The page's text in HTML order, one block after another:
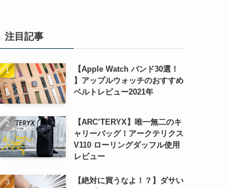
注目記事
【Apple Watch バンド30選！
】アップルウォッチのおすすめ
ベルトレビュー2021年
【ARC’TERYX】唯一無二のキ
ャリーバッグ！アークテリクス
V110 ローリングダッフル使用
レビュー
【絶対に買うなよ！？】ダサい